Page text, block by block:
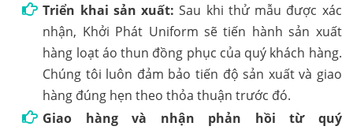
Triển khai sản xuất: Sau khi thử mẫu được xác
nhận, Khởi Phát Uniform sẽ tiến hành sản xuất
hàng loạt áo thun đồng phục của quý khách hàng.
Chúng tôi luôn đảm bảo tiến độ sản xuất và giao
hàng đúng hẹn theo thỏa thuận trước đó.
Giao hàng và nhận phản hồi từ quý